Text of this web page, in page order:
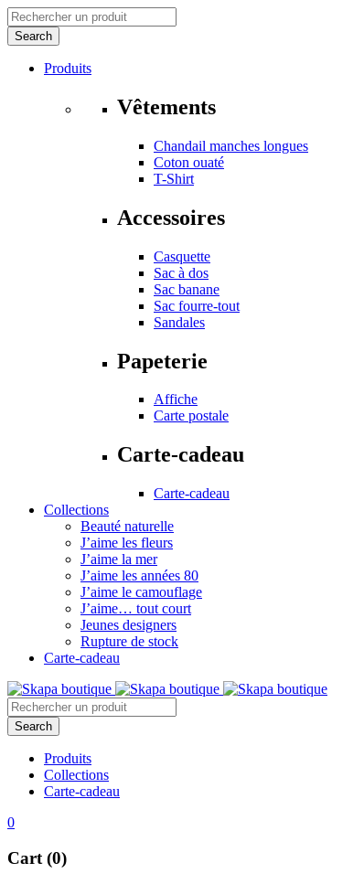
Produits
Vêtements
Chandail manches longues
Coton ouaté
T-Shirt
Accessoires
Casquette
Sac à dos
Sac banane
Sac fourre-tout
Sandales
Papeterie
Affiche
Carte postale
Carte-cadeau
Carte-cadeau
Collections
Beauté naturelle
J’aime les fleurs
J’aime la mer
J’aime les années 80
J’aime le camouflage
J’aime… tout court
Jeunes designers
Rupture de stock
Carte-cadeau
Produits
Collections
Carte-cadeau
0
Cart (0)